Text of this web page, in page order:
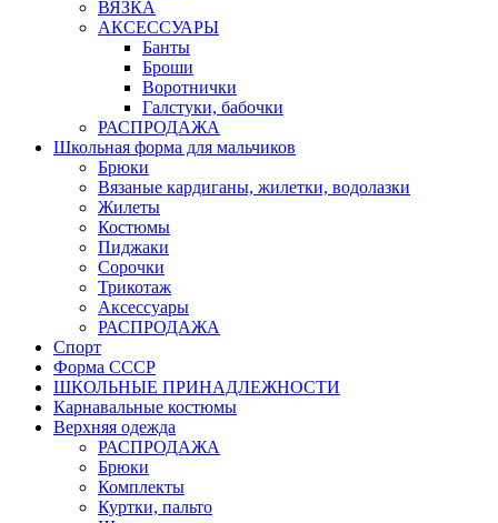
ВЯЗКА
АКСЕССУАРЫ
Банты
Броши
Воротнички
Галстуки, бабочки
РАСПРОДАЖА
Школьная форма для мальчиков
Брюки
Вязаные кардиганы, жилетки, водолазки
Жилеты
Костюмы
Пиджаки
Сорочки
Трикотаж
Аксессуары
РАСПРОДАЖА
Спорт
Форма СССР
ШКОЛЬНЫЕ ПРИНАДЛЕЖНОСТИ
Карнавальные костюмы
Верхняя одежда
РАСПРОДАЖА
Брюки
Комплекты
Куртки, пальто